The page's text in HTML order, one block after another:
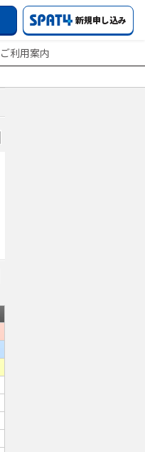
新規申し込み
ご利用案内